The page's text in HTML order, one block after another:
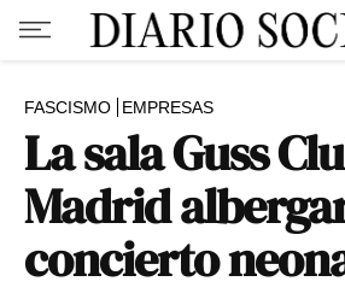
FASCISMO EMPRESAS
La sala Guss
Madrid
concierto